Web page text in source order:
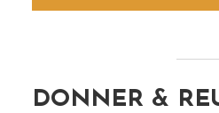
DONNER &